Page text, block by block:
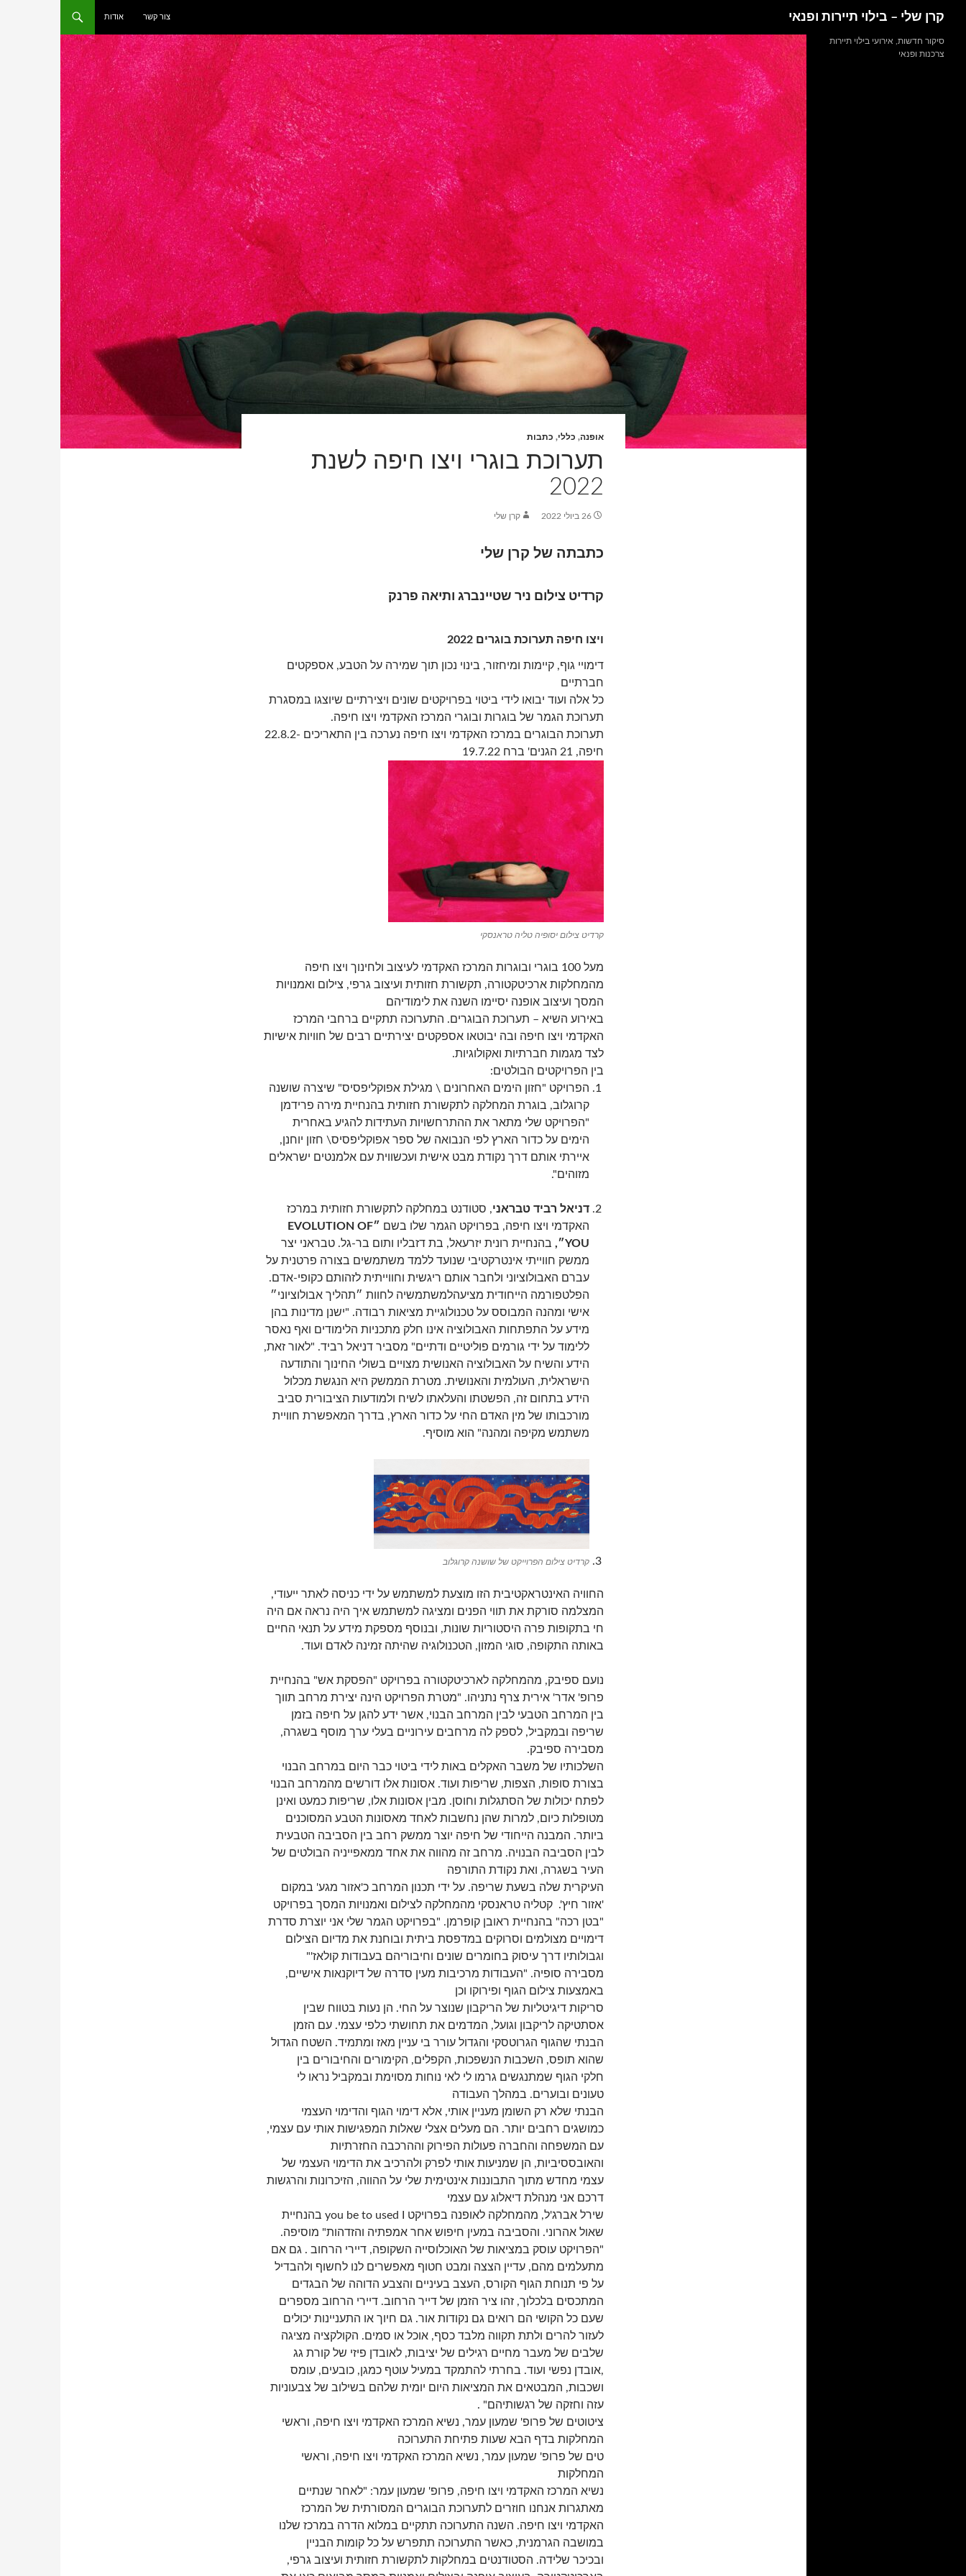
לדלג
לתוכן
קרן שלי – בילוי תיירות ופנאי צור קשר אודות
אופנה, כללי, כתבות
תערוכת בוגרי ויצו חיפה לשנת
2022
26 ביולי 2022 קרן שלי
כתבתה של קרן שלי
קרדיט צילום ניר שטיינברג ותיאה פרנק
ויצו חיפה תערוכת בוגרים 2022
דימויי גוף, קיימות ומיחזור, בינוי נכון תוך שמירה על הטבע, אספקטים
חברתיים
כל אלה ועוד יבואו לידי ביטוי בפרויקטים שונים ויצירתיים שיוצגו במסגרת
תערוכת הגמר של בוגרות ובוגרי המרכז האקדמי ויצו חיפה.
תערוכת הבוגרים במרכז האקדמי ויצו חיפה נערכה בין התאריכים -22.8.2
חיפה, 21 הגנים' ברח 19.7.22
קרדיט צילום יסופיה טליה טראנסקי
מעל 100 בוגרי ובוגרות המרכז האקדמי לעיצוב ולחינוך ויצו חיפה
מהמחלקות ארכיטקטורה, תקשורת חזותית ועיצוב גרפי, צילום ואמנויות
המסך ועיצוב אופנה יסיימו השנה את לימודיהם
באירוע השיא – תערוכת הבוגרים. התערוכה תתקיים ברחבי המרכז
האקדמי ויצו חיפה ובה יבוטאו אספקטים יצירתיים רבים של חוויות אישיות
לצד מגמות חברתיות ואקולוגיות.
בין הפרויקטים הבולטים:
הפרויקט "חזון הימים האחרונים \ מגילת אפוקליפסיס" שיצרה שושנה
קרוגלוב, בוגרת המחלקה לתקשורת חזותית בהנחיית מירה פרידמן
"הפרויקט שלי מתאר את ההתרחשויות העתידות להגיע באחרית
הימים על כדור הארץ לפי הנבואה של ספר אפוקליפסיס\ חזון יוחנן,
איירתי אותם דרך נקודת מבט אישית ועכשווית עם אלמנטים ישראלים
מזוהים".
דניאל רביד טבראני, סטודנט במחלקה לתקשורת חזותית במרכז
האקדמי ויצו חיפה, בפרויקט הגמר שלו בשם ״EVOLUTION OF
YOU״, בהנחיית רונית יזרעאל, בת דזבליו ותום בר-גל. טבראני יצר
ממשק חווייתי אינטרקטיבי שנועד ללמד משתמשים בצורה פרטנית על
עברם האבולוציוני ולחבר אותם ריגשית וחווייתית לזהותם כקופי-אדם.
הפלטפורמה הייחודית מציעהלמשתמשיה לחוות ״תהליך אבולוציוני״
אישי ומהנה המבוסס על טכנולוגיית מציאות רבודה. "ישנן מדינות בהן
מידע על התפתחות האבולוציה אינו חלק מתכניות הלימודים ואף נאסר
ללימוד על ידי גורמים פוליטיים ודתיים" מסביר דניאל רביד. "לאור זאת,
הידע והשיח על האבולוציה האנושית מצויים בשולי החינוך והתודעה
הישראלית, העולמית והאנושית. מטרת הממשק היא הנגשת מכלול
הידע בתחום זה, הפשטתו והעלאתו לשיח ולמודעות הציבורית סביב
מורכבותו של מין האדם החי על כדור הארץ, בדרך המאפשרת חוויית
משתמש מקיפה ומהנה" הוא מוסיף.
קרדיט צילום הפרוייקט של שושנה קרוגלוב
החוויה האינטראקטיבית הזו מוצעת למשתמש על ידי כניסה לאתר ייעודי,
המצלמה סורקת את תווי הפנים ומציגה למשתמש איך היה נראה אם היה
חי בתקופות פרה היסטוריות שונות, ובנוסף מספקת מידע על תנאי החיים
באותה התקופה, סוגי המזון, הטכנולוגיה שהיתה זמינה לאדם ועוד.
נועם ספיבק, מהמחלקה לארכיטקטורה בפרויקט "הפסקת אש" בהנחיית
פרופ' אדר' אירית צרף נתניהו. "מטרת הפרויקט הינה יצירת מרחב תווך
בין המרחב הטבעי לבין המרחב הבנוי, אשר ידע להגן על חיפה בזמן
שריפה ובמקביל, לספק לה מרחבים עירוניים בעלי ערך מוסף בשגרה,
מסבירה ספיבק.
השלכותיו של משבר האקלים באות לידי ביטוי כבר היום במרחב הבנוי
בצורת סופות, הצפות, שריפות ועוד. אסונות אלו דורשים מהמרחב הבנוי
לפתח יכולות של הסתגלות וחוסן. מבין אסונות אלו, שריפות כמעט ואינן
מטופלות כיום, למרות שהן נחשבות לאחד מאסונות הטבע המסוכנים
ביותר. המבנה הייחודי של חיפה יוצר ממשק רחב בין הסביבה הטבעית
לבין הסביבה הבנויה. מרחב זה מהווה את אחד ממאפייניה הבולטים של
העיר בשגרה, ואת נקודת התורפה
העיקרית שלה בשעת שריפה. על ידי תכנון המרחב כ'אזור מגע' במקום
'אזור חיץ'. קטליה טראנסקי מהמחלקה לצילום ואמנויות המסך בפרויקט
"בטן רכה" בהנחיית ראובן קופרמן. "בפרויקט הגמר שלי אני יוצרת סדרת
דימויים מצולמים וסרוקים במדפסת ביתית ובוחנת את מדיום הצילום
וגבולותיו דרך עיסוק בחומרים שונים וחיבוריהם בעבודות קולאז'"
מסבירה סופיה. "העבודות מרכיבות מעין סדרה של דיוקנאות אישיים,
באמצעות צילום הגוף ופירוקו וכן
סריקות דיגיטליות של הריקבון שנוצר על החי. הן נעות בטווח שבין
אסתטיקה לריקבון וגועל, המדמים את תחושתי כלפי עצמי. עם הזמן
הבנתי שהגוף הגרוטסקי והגדול עורר בי עניין מאז ומתמיד. השטח הגדול
שהוא תופס, השכבות הנשפכות, הקפלים, הקימורים והחיבורים בין
חלקי הגוף שמתנגשים גרמו לי לאי נוחות מסוימת ובמקביל נראו לי
טעונים ובוערים. במהלך העבודה
הבנתי שלא רק השומן מעניין אותי, אלא דימוי הגוף והדימוי העצמי
כמושגים רחבים יותר. הם מעלים אצלי שאלות המפגישות אותי עם עצמי,
עם המשפחה והחברה פעולות הפירוק וההרכבה החזרתיות
והאובססיביות, הן שמניעות אותי לפרק ולהרכיב את הדימוי העצמי של
עצמי מחדש מתוך התבוננות אינטימית שלי על ההווה, הזיכרונות והרגשות
דרכם אני מנהלת דיאלוג עם עצמי
שירל אברג'ל, מהמחלקה לאופנה בפרויקט you be to used I בהנחיית
שאול אהרוני. והסביבה במעין חיפוש אחר אמפתיה והזדהות" מוסיפה.
"הפרויקט עוסק במציאות של האוכלוסייה השקופה, דיירי הרחוב . גם אם
מתעלמים מהם, עדיין הצצה ומבט חטוף מאפשרים לנו לחשוף ולהבדיל
על פי תנוחת הגוף הקורס, העצב בעיניים והצבע הדוהה של הבגדים
המתכסים בלכלוך, זהו ציר הזמן של דייר הרחוב. דיירי הרחוב מספרים
שעם כל הקושי הם רואים גם נקודות אור. גם חיוך או התעניינות יכולים
לעזור להרים ולתת תקווה מלבד כסף, אוכל או סמים. הקולקציה מציגה
שלבים של מעבר מחיים רגילים של יציבות, לאובדן פיזי של קורת גג
,אובדן נפשי ועוד. בחרתי להתמקד במעיל עוטף כמגן, כובעים, עומס
ושכבות, המבטאים את המציאות היום יומית שלהם בשילוב של צבעוניות
עזה וחזקה של רגשותיהם" .
ציטוטים של פרופ' שמעון עמר, נשיא המרכז האקדמי ויצו חיפה, וראשי
המחלקות בדף הבא שעות פתיחת התערוכה
טים של פרופ' שמעון עמר, נשיא המרכז האקדמי ויצו חיפה, וראשי
המחלקות
נשיא המרכז האקדמי ויצו חיפה, פרופ' שמעון עמר: "לאחר שנתיים
מאתגרות אנחנו חוזרים לתערוכת הבוגרים המסורתית של המרכז
האקדמי ויצו חיפה. השנה התערוכה תתקיים במלוא הדרה במרכז שלנו
במושבה הגרמנית, כאשר התערוכה תתפרש על כל קומות הבניין
ובכיכר שלידה. הסטודנטים במחלקות לתקשורת חזותית ועיצוב גרפי,
סיקור חדשות, אירועי בילוי תיירות
צרכנות ופנאי